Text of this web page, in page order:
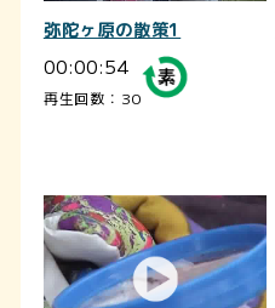
弥陀ヶ原の散策1
00:00:54
再生回数：30